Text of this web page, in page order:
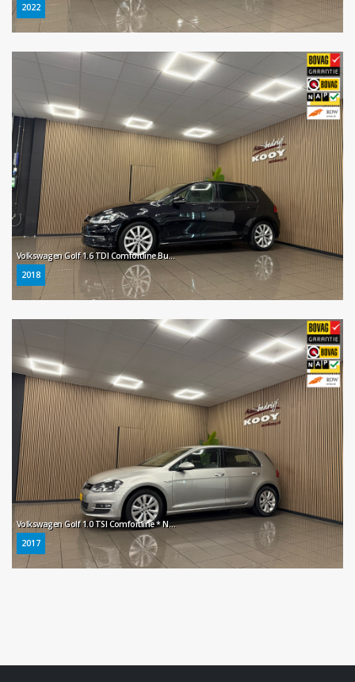
2022
Volkswagen Golf 1.6 TDI Comfortline Business * Automaat / Navigatie / Cruise control / LM Velgen / NL Auto *
2018
Volkswagen Golf 1.0 TSI Comfortline * Navigatie / Parkeersensoren / Cruise control / NL Auto *
2017